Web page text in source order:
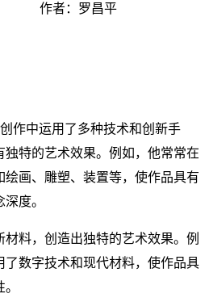
作者： 罗昌平
创作中运用了多种技术和创新手
特的艺术效果。例如，他常常在
画、雕塑、装置等，使作品具有
度。
料，创造出独特的艺术效果。例
了数字技术和现代材料，使作品具